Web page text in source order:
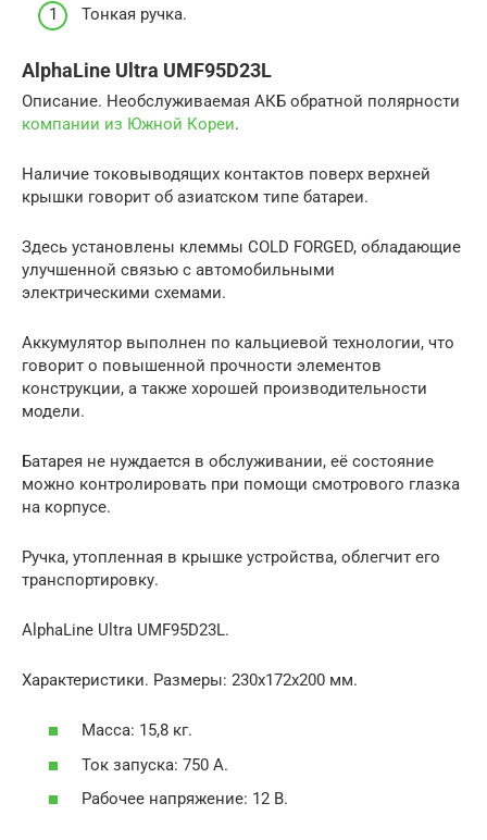
Тонкая ручка.
AlphaLine Ultra UMF95D23L
Описание. Необслуживаемая АКБ обратной полярности
компании из Южной Кореи.
Наличие токовыводящих контактов поверх верхней
крышки говорит об азиатском типе батареи.
Здесь установлены клеммы COLD FORGED, обладающие
улучшенной связью с автомобильными
электрическими схемами.
Аккумулятор выполнен по кальциевой технологии, что
говорит о повышенной прочности элементов
конструкции, а также хорошей производительности
модели.
Батарея не нуждается в обслуживании, её состояние
можно контролировать при помощи смотрового глазка
на корпусе.
Ручка, утопленная в крышке устройства, облегчит его
транспортировку.
AlphaLine Ultra UMF95D23L.
Характеристики. Размеры: 230x172x200 мм.
Масса: 15,8 кг.
Ток запуска: 750 А.
Рабочее напряжение: 12 В.